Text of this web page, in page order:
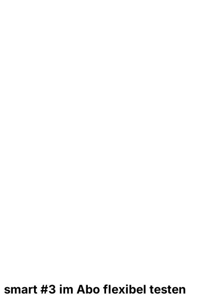
smart #3 im Abo flexibel testen